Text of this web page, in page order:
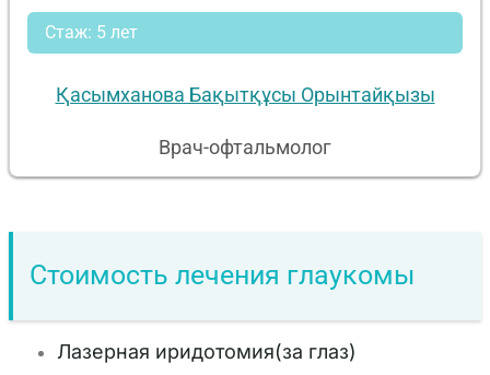
Стаж: 5 лет
Қасымханова Бақытқұсы Орынтайқызы
Врач-офтальмолог
Стоимость лечения глаукомы
Лазерная иридотомия(за глаз)